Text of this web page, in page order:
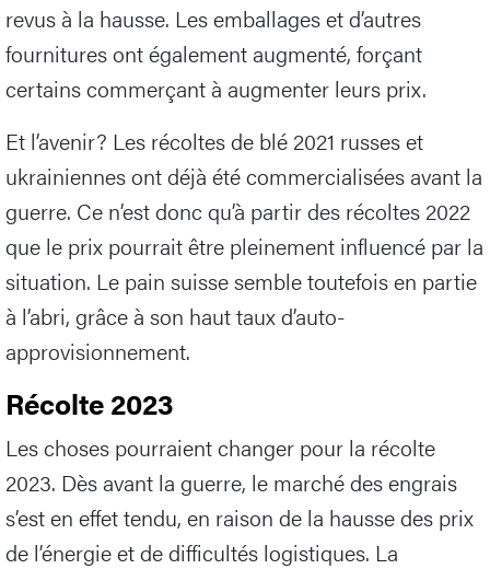
revus à la hausse. Les emballages et d’autres
fournitures ont également augmenté, forçant
certains commerçant à augmenter leurs prix.
Et l’avenir? Les récoltes de blé 2021 russes et
ukrainiennes ont déjà été commercialisées avant la
guerre. Ce n’est donc qu’à partir des récoltes 2022
que le prix pourrait être pleinement influencé par la
situation. Le pain suisse semble toutefois en partie
à l’abri, grâce à son haut taux d’auto-
approvisionnement.
Récolte 2023
Les choses pourraient changer pour la récolte
2023. Dès avant la guerre, le marché des engrais
s’est en effet tendu, en raison de la hausse des prix
de l’énergie et de difficultés logistiques. La